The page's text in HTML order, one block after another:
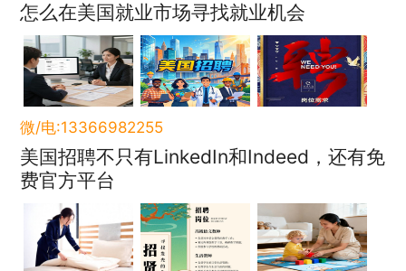
怎么在美国就业市场寻找就业机会
微/电:13366982255
美国招聘不只有LinkedIn和Indeed，还有免
费官方平台